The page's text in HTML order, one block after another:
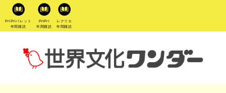
PriPriパレット
年間購読
PriPri
年間購読
レクリエ
年間購読